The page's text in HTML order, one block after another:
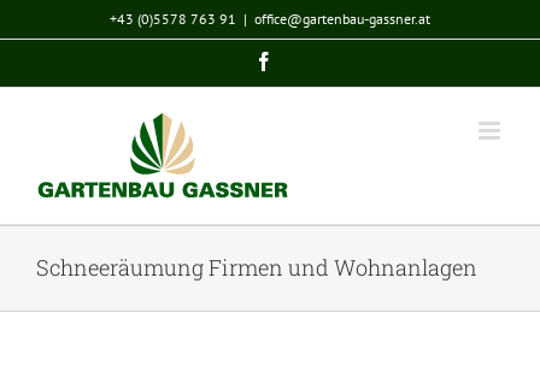
Inhalt
+43 (0)5578 763 91 | office@gartenbau-gassner.at
Schneeräumung Firmen und Wohnanlagen